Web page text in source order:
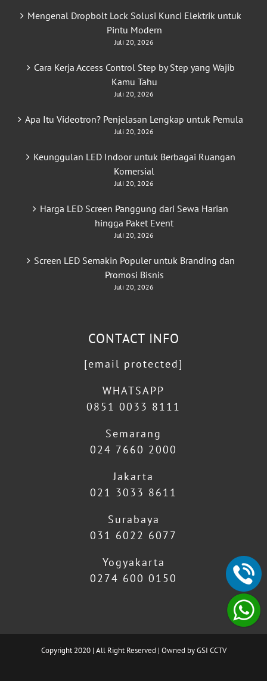
Mengenal Dropbolt Lock Solusi Kunci Elektrik untuk
Pintu Modern
Juli 20, 2026
Cara Kerja Access Control Step by Step yang Wajib
Kamu Tahu
Juli 20, 2026
Apa Itu Videotron? Penjelasan Lengkap untuk Pemula
Juli 20, 2026
Keunggulan LED Indoor untuk Berbagai Ruangan
Komersial
Juli 20, 2026
Harga LED Screen Panggung dari Sewa Harian
hingga Paket Event
Juli 20, 2026
Screen LED Semakin Populer untuk Branding dan
Promosi Bisnis
Juli 20, 2026
CONTACT INFO
[email protected]
WHATSAPP
0851 0033 8111
Semarang
024 7660 2000
Jakarta
021 3033 8611
Surabaya
031 6022 6077
Yogyakarta
0274 600 0150
Copyright 2020 | All Right Reserved | Owned by GSI CCTV